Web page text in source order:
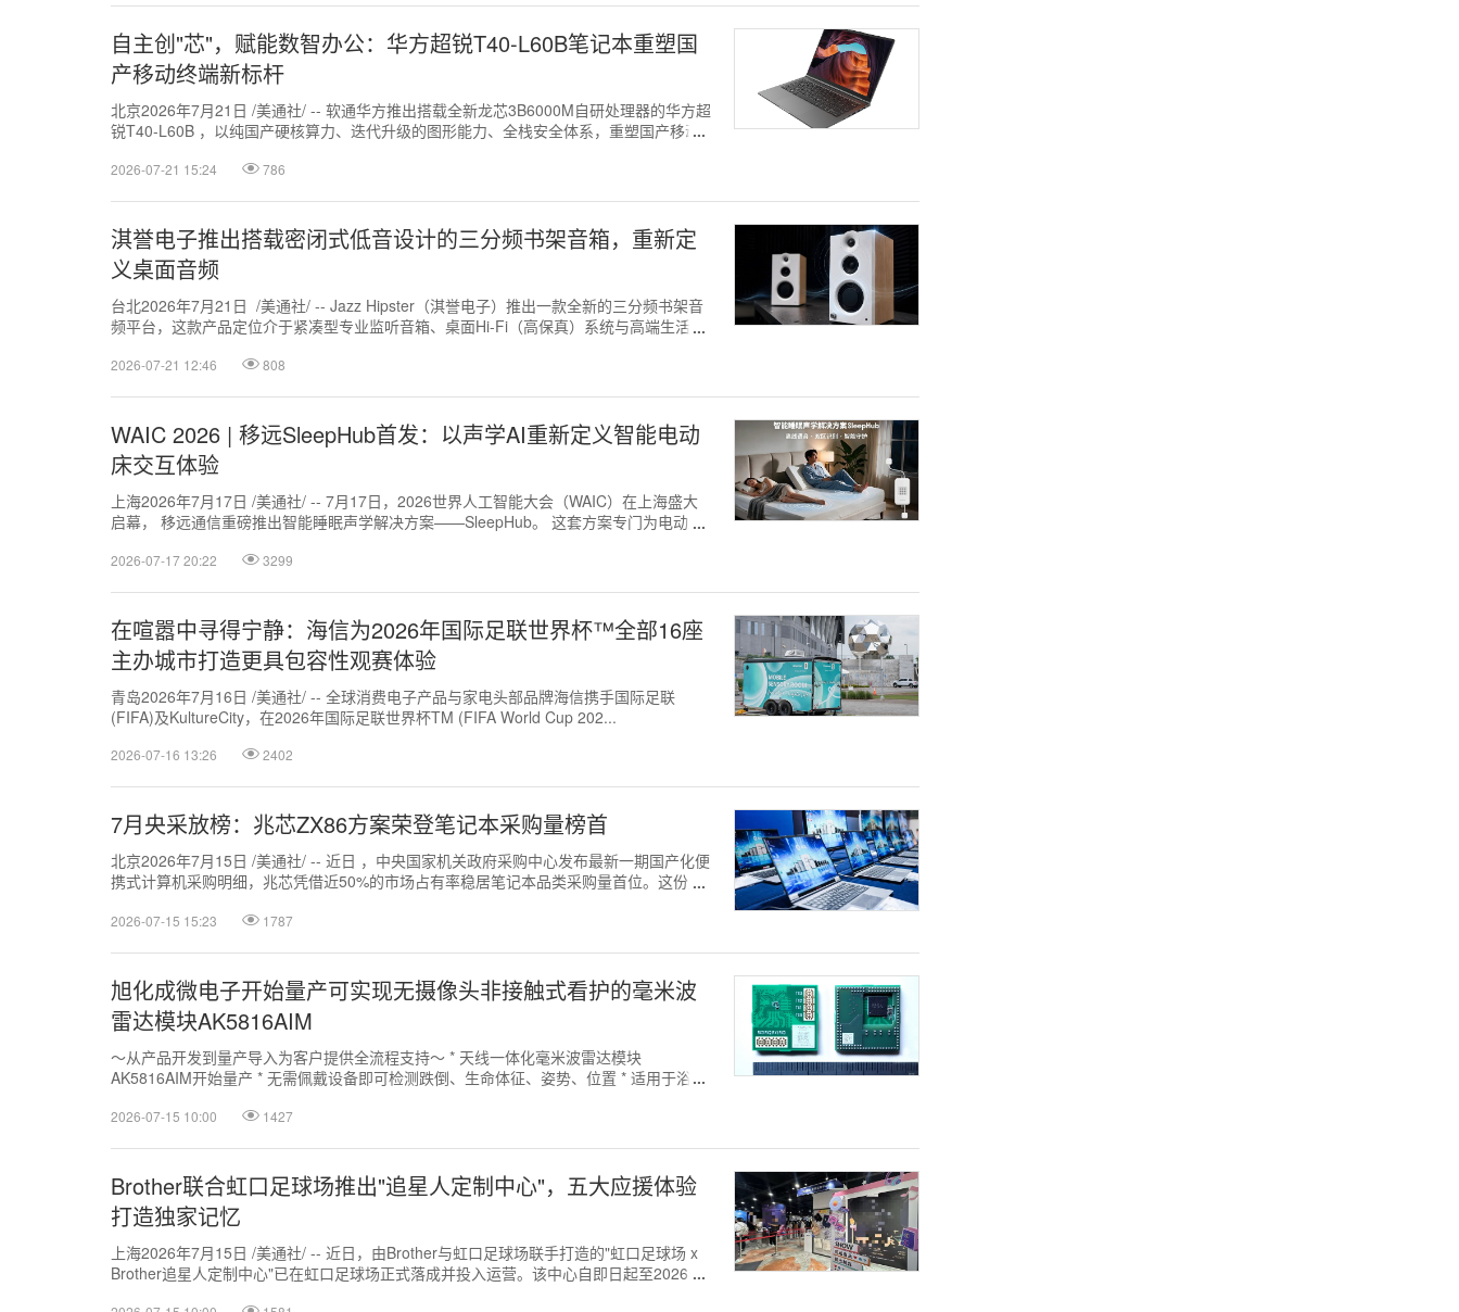
自主创"芯"，赋能数智办公：华方超锐T40-L60B笔记本重塑国
产移动终端新标杆
北京2026年7月21日 /美通社/ -- 软通华方推出搭载全新龙芯3B6000M自研处理器的华方超
锐T40-L60B ，以纯国产硬核算力、迭代升级的图形能力、全栈安全体系，重塑国产移动
2026-07-21 15:24 786
淇誉电子推出搭载密闭式低音设计的三分频书架音箱，重新定
义桌面音频
台北2026年7月21日 /美通社/ -- Jazz Hipster（淇誉电子）推出一款全新的三分频书架音
频平台，这款产品定位介于紧凑型专业监听音箱、桌面Hi-Fi（高保真）系统与高端生活方
2026-07-21 12:46 808
WAIC 2026 | 移远SleepHub首发：以声学AI重新定义智能电动
床交互体验
上海2026年7月17日 /美通社/ -- 7月17日，2026世界人工智能大会（WAIC）在上海盛大
启幕， 移远通信重磅推出智能睡眠声学解决方案——SleepHub。 这套方案专门为电动床
2026-07-17 20:22 3299
在喧嚣中寻得宁静：海信为2026年国际足联世界杯™全部16座
主办城市打造更具包容性观赛体验
青岛2026年7月16日 /美通社/ -- 全球消费电子产品与家电头部品牌海信携手国际足联
(FIFA)及KultureCity，在2026年国际足联世界杯TM (FIFA World Cup 202...
2026-07-16 13:26 2402
7月央采放榜：兆芯ZX86方案荣登笔记本采购量榜首
北京2026年7月15日 /美通社/ -- 近日 ，中央国家机关政府采购中心发布最新一期国产化便
携式计算机采购明细，兆芯凭借近50%的市场占有率稳居笔记本品类采购量首位。这份成
2026-07-15 15:23 1787
旭化成微电子开始量产可实现无摄像头非接触式看护的毫米波
雷达模块AK5816AIM
～从产品开发到量产导入为客户提供全流程支持～ * 天线一体化毫米波雷达模块
AK5816AIM开始量产 * 无需佩戴设备即可检测跌倒、生命体征、姿势、位置 * 适用于浴
2026-07-15 10:00 1427
Brother联合虹口足球场推出"追星人定制中心"，五大应援体验
打造独家记忆
上海2026年7月15日 /美通社/ -- 近日，由Brother与虹口足球场联手打造的"虹口足球场 x
Brother追星人定制中心"已在虹口足球场正式落成并投入运营。该中心自即日起至2026年